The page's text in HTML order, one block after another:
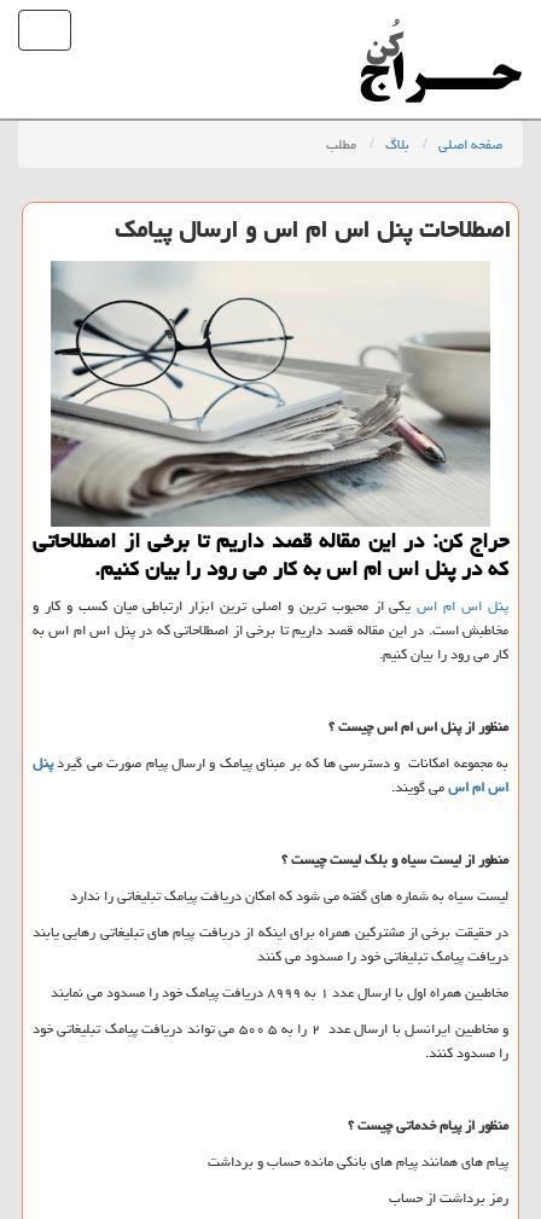
صفحه اصلی بلاگ مطلب
اصطلاحات پنل اس ام اس و ارسال پیامك
حراج كن: در این مقاله قصد داریم تا برخی از اصطلاحاتی
كه در پنل اس ام اس به كار می رود را بیان كنیم.
پنل اس ام اسیکی از محبوب ترین و اصلی ترین ابزار ارتباطی میان کسب و کار و
مخاطبش است. در این مقاله قصد داریم تا برخی از اصطلاحاتی که در پنل اس ام اس به
کار می رود را بیان کنیم.
منظور از پنل اس ام اس چیست ؟
به مجموعه امکانات و دسترسی ها که بر مبنای پیامک و ارسال پیام صورت می گیردپنل
اس ام اسمی گویند.
منطور از لیست سیاه و بلک لیست چیست ؟
لیست سیاه به شماره های گفته می شود که امکان دریافت پیامک تبلیغاتی را ندارد
در حقیقت برخی از مشترکین همراه برای اینکه از دریافت پیام های تبلیغاتی رهایی یابند
دریافت پیامک تبلیغاتی خود را مسدود می کنند
مخاطبین همراه اول با ارسال عدد ۱ به ۸۹۹۹ دریافت پیامک خود را مسدود می نمایند
و مخاطبین ایرانسل با ارسال عدد ۲ را به ۵ ۵۰۰ می تواند دریافت پیامک تبلیغاتی خود
را مسدود کنند.
منظور از پیام خدماتی چیست ؟
پیام های همانند پیام های بانکی مانده حساب و برداشت
رمز برداشت از حساب